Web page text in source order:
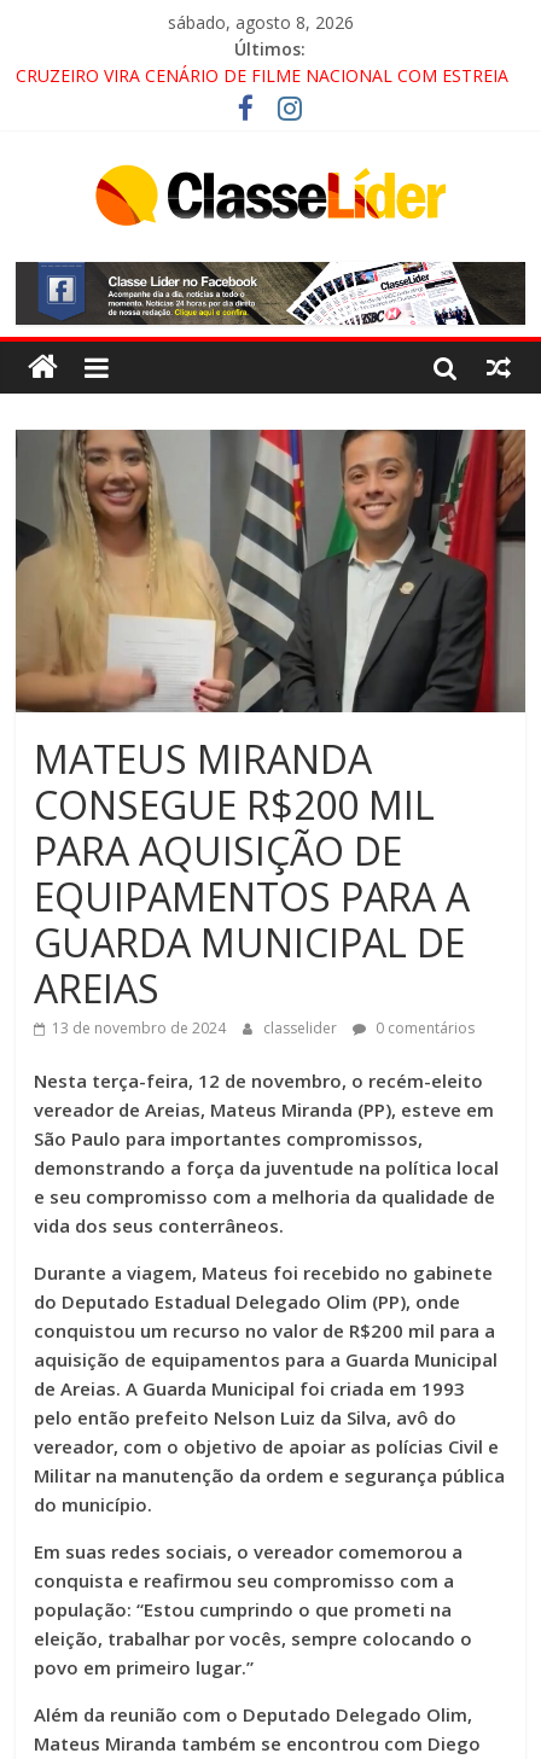
sábado, agosto 8, 2026
Últimos:
CRUZEIRO VIRA CENÁRIO DE FILME NACIONAL COM ESTREIA
PROMOTOR DO GAECO
ACESSO À APARECIDA NA DUTRA SERÁ BLOQUEADO NO FIM
ALTERNATIVAS
LORENA, PINDAMONHANGABA E QUELUZ NA RETA FINAL
PELA FÁBRICA DA COCA-COLA!
MATEUS MIRANDA
CONSEGUE R$200 MIL
PARA AQUISIÇÃO DE
EQUIPAMENTOS PARA A
GUARDA MUNICIPAL DE
AREIAS
13 de novembro de 2024 classelider 0 comentários
Nesta terça-feira, 12 de novembro, o recém-eleito
vereador de Areias, Mateus Miranda (PP), esteve em
São Paulo para importantes compromissos,
demonstrando a força da juventude na política local
e seu compromisso com a melhoria da qualidade de
vida dos seus conterrâneos.
Durante a viagem, Mateus foi recebido no gabinete
do Deputado Estadual Delegado Olim (PP), onde
conquistou um recurso no valor de R$200 mil para a
aquisição de equipamentos para a Guarda Municipal
de Areias. A Guarda Municipal foi criada em 1993
pelo então prefeito Nelson Luiz da Silva, avô do
vereador, com o objetivo de apoiar as polícias Civil e
Militar na manutenção da ordem e segurança pública
do município.
Em suas redes sociais, o vereador comemorou a
conquista e reafirmou seu compromisso com a
população: “Estou cumprindo o que prometi na
eleição, trabalhar por vocês, sempre colocando o
povo em primeiro lugar.”
Além da reunião com o Deputado Delegado Olim,
Mateus Miranda também se encontrou com Diego